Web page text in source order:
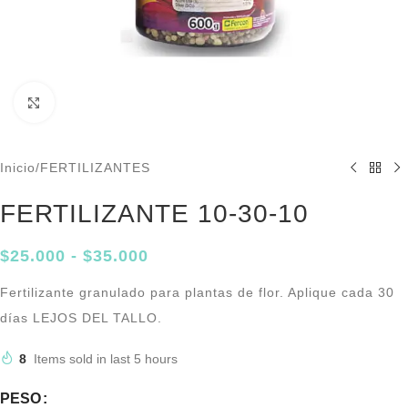
Inicio/FERTILIZANTES
FERTILIZANTE 10-30-10
$25.000 - $35.000
Fertilizante granulado para plantas de flor. Aplique cada 30
días LEJOS DEL TALLO.
8 Items sold in last 5 hours
PESO